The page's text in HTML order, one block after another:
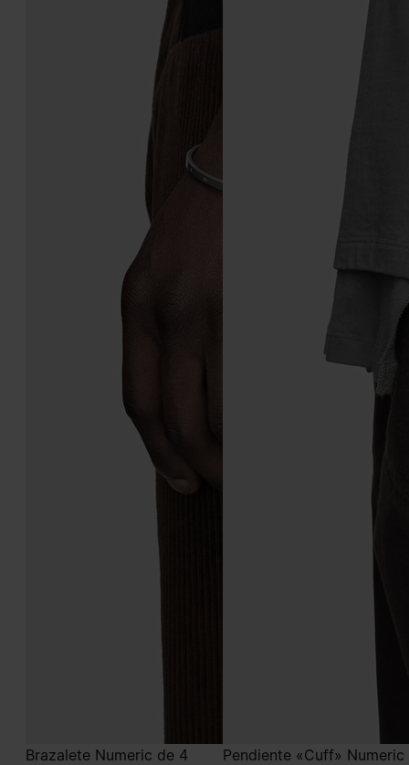
Brazalete Numeric de 4
Pendiente «Cuff» Numeric